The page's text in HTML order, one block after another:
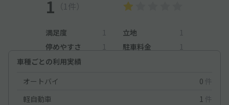
1 （1件）
満足度 1 立地
1
停めやすさ
1 駐車料金
1
車種ごとの利用実績
オートバイ
0 件
軽自動車
1 件